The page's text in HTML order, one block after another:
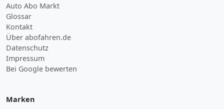
Auto Abo Markt
Glossar
Kontakt
Über abofahren.de
Datenschutz
Impressum
Bei Google bewerten
Marken